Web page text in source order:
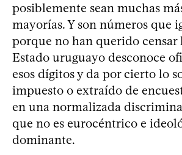
posiblemente sean muchas
mayorías. Y son números que
porque no han querido censar
Estado uruguayo desconoce
esos dígitos y da por cierto lo
impuesto o extraído de
en una normalizada
que no es eurocéntrico e
dominante.